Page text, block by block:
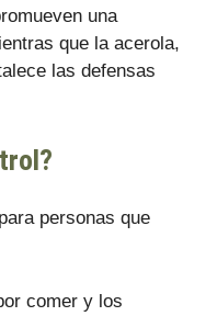
una
que la acerola,
las defensas
personas que
comer y los